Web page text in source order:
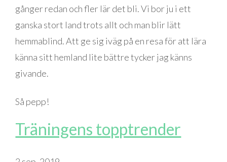
gånger redan och fler lär det bli. Vi bor ju i ett
ganska stort land trots allt och man blir lätt
hemmablind. Att ge sig iväg på en resa för att lära
känna sitt hemland lite bättre tycker jag känns
givande.
Så pepp!
Träningens topptrender